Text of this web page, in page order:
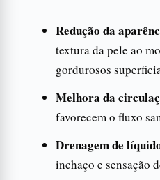
Redução da
textura da pele ao
gordurosos
Melhora da
favorecem o fluxo
Drenagem de
inchaço e sensação